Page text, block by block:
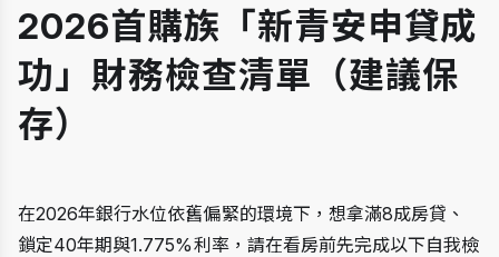
2026首購族「新青安申貸成
功」財務檢查清單（建議保
存）
在2026年銀行水位依舊偏緊的環境下，想拿滿8成房貸、
鎖定40年期與1.775%利率，請在看房前先完成以下自我檢